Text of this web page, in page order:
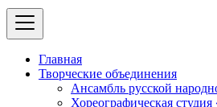
Главная
Творческие объединения
Ансамбль русской
Хореографическая